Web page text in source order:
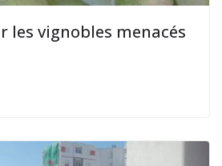
les vignobles menacés